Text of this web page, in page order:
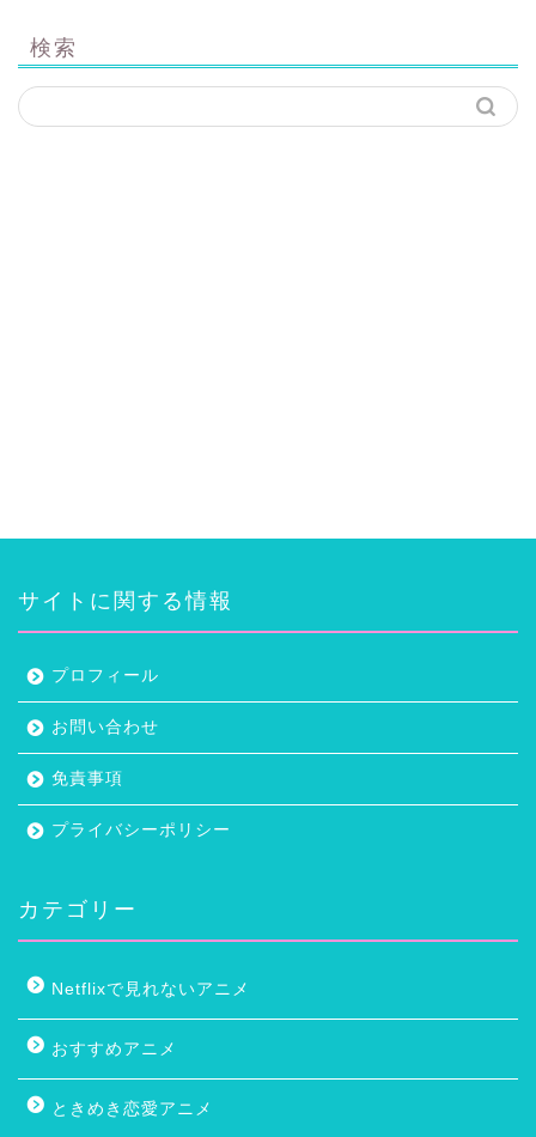
検索
サイトに関する情報
プロフィール
お問い合わせ
免責事項
プライバシーポリシー
カテゴリー
Netflixで見れないアニメ
おすすめアニメ
ときめき恋愛アニメ